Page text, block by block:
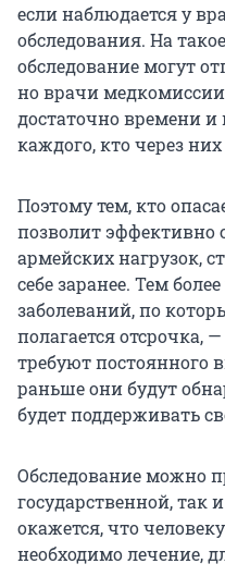
если наблюдается у
обследования. На
обследование могут
но врачи медкомиссии
достаточно времени
каждого, кто через
Поэтому тем, кто
позволит
армейских нагрузок,
себе заранее. Тем
заболеваний, по
полагается отсрочка,
требуют постоянного
раньше они будут
будет поддерживать
Обследование можно
государственной, так
окажется, что
необходимо лечение,